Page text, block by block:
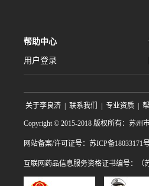
帮助中心
用户登录
关于李良济 | 联系我们 | 专业资质 |
Copyright © 2015-2018 版权所有：苏
网站备案/许可证号：苏ICP备18033171
互联网药品信息服务资格证书编号：（